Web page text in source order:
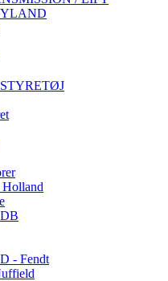
Holland
- Fendt